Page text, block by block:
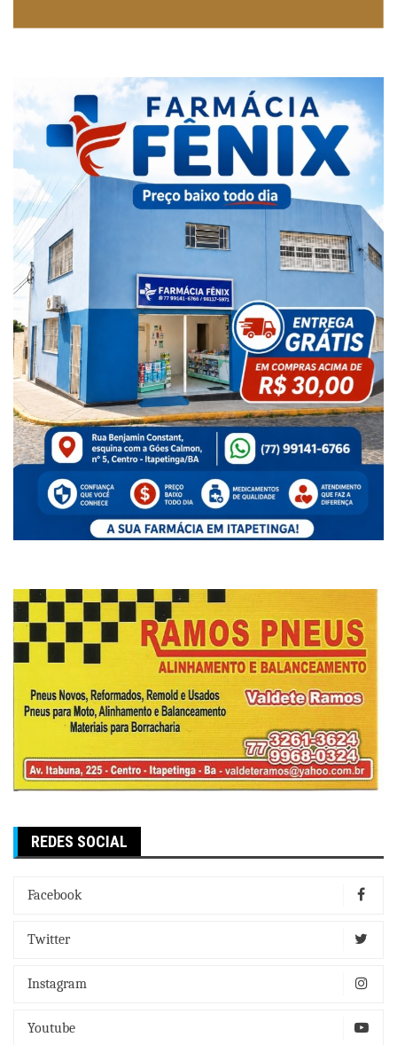
REDES SOCIAL
Facebook
Twitter
Instagram
Youtube